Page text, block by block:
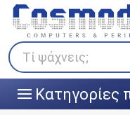
Τί ψάχνεις;
||| Κατηγορίες
Klarna
Πληρώστε σε 3
άτοκες δόσεις